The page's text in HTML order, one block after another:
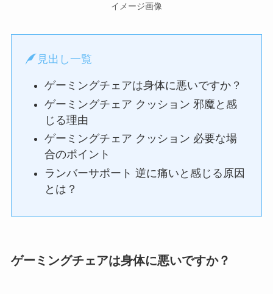
イメージ画像
見出し一覧
ゲーミングチェアは身体に悪いですか？
ゲーミングチェア クッション 邪魔と感
じる理由
ゲーミングチェア クッション 必要な場
合のポイント
ランバーサポート 逆に痛いと感じる原因
とは？
ゲーミングチェアは身体に悪いですか？